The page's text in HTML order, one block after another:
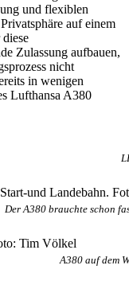
und flexiblen
auf einem
Zulassung aufbauen,
nicht
in wenigen
Lufthansa A380
Der A380 brauchte schon
A380 auf dem